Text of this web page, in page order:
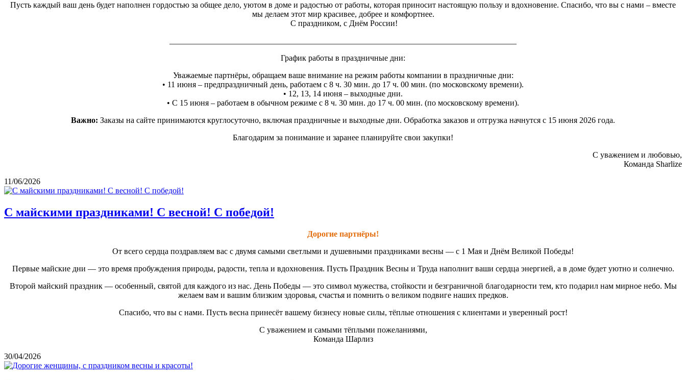
Пусть каждый ваш день будет наполнен гордостью за общее дело, уютом в доме и радостью от работы, которая приносит настоящую пользу и вдохновение. Спасибо, что вы с нами – вместе
мы делаем этот мир красивее, добрее и комфортнее.
С праздником, с Днём России!
График работы в праздничные дни:
Уважаемые партнёры, обращаем ваше внимание на режим работы компании в праздничные дни:
• 11 июня – предпраздничный день, работаем с 8 ч. 30 мин. до 17 ч. 00 мин. (по московскому времени).
• 12, 13, 14 июня – выходные дни.
• С 15 июня – работаем в обычном режиме с 8 ч. 30 мин. до 17 ч. 00 мин. (по московскому времени).
Важно: Заказы на сайте принимаются круглосуточно, включая праздничные и выходные дни. Обработка заказов и отгрузка начнутся с 15 июня 2026 года.
Благодарим за понимание и заранее планируйте свои закупки!
С уважением и любовью,
Команда Sharlize
11/06/2026
С майскими праздниками! С весной! С победой!
Дорогие партнёры!
От всего сердца поздравляем вас с двумя самыми светлыми и душевными праздниками весны — с 1 Мая и Днём Великой Победы!
Первые майские дни — это время пробуждения природы, радости, тепла и вдохновения. Пусть Праздник Весны и Труда наполнит ваши сердца энергией, а в доме будет уютно и солнечно.
Второй майский праздник — особенный, святой для каждого из нас. День Победы — это символ мужества, стойкости и безграничной благодарности тем, кто подарил нам мирное небо. Мы
желаем вам и вашим близким здоровья, счастья и помнить о великом подвиге наших предков.
Спасибо, что вы с нами. Пусть весна принесёт вашему бизнесу новые силы, тёплые отношения с клиентами и уверенный рост!
С уважением и самыми тёплыми пожеланиями,
Команда Шарлиз
30/04/2026